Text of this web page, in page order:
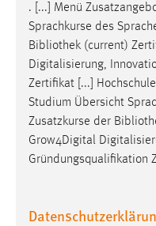
. [...] Menü
Sprachkurse des
Bibliothek (current)
Digitalisierung,
Zertifikat [...]
Studium Übersicht
Zusatzkurse der
Grow4Digital
Gründungsqualifikation